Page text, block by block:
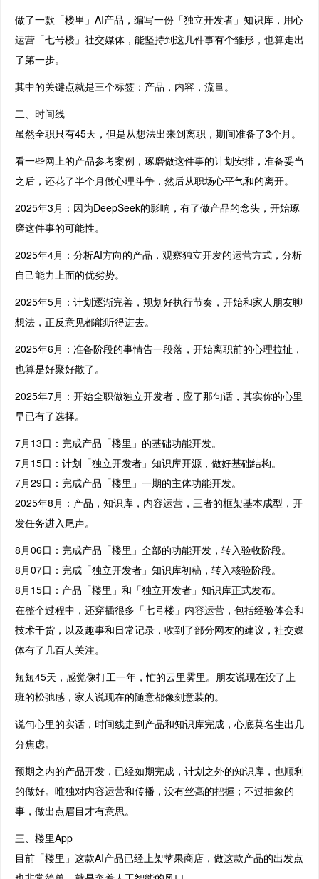
做了一款「楼里」AI产品，编写一份「独立开发者」知识库，用心
运营「七号楼」社交媒体，能坚持到这几件事有个雏形，也算走出
了第一步。
其中的关键点就是三个标签：产品，内容，流量。
二、时间线
虽然全职只有45天，但是从想法出来到离职，期间准备了3个月。
看一些网上的产品参考案例，琢磨做这件事的计划安排，准备妥当
之后，还花了半个月做心理斗争，然后从职场心平气和的离开。
2025年3月：因为DeepSeek的影响，有了做产品的念头，开始琢
磨这件事的可能性。
2025年4月：分析AI方向的产品，观察独立开发的运营方式，分析
自己能力上面的优劣势。
2025年5月：计划逐渐完善，规划好执行节奏，开始和家人朋友聊
想法，正反意见都能听得进去。
2025年6月：准备阶段的事情告一段落，开始离职前的心理拉扯，
也算是好聚好散了。
2025年7月：开始全职做独立开发者，应了那句话，其实你的心里
早已有了选择。
7月13日：完成产品「楼里」的基础功能开发。
7月15日：计划「独立开发者」知识库开源，做好基础结构。
7月29日：完成产品「楼里」一期的主体功能开发。
2025年8月：产品，知识库，内容运营，三者的框架基本成型，开
发任务进入尾声。
8月06日：完成产品「楼里」全部的功能开发，转入验收阶段。
8月07日：完成「独立开发者」知识库初稿，转入核验阶段。
8月15日：产品「楼里」和「独立开发者」知识库正式发布。
在整个过程中，还穿插很多「七号楼」内容运营，包括经验体会和
技术干货，以及趣事和日常记录，收到了部分网友的建议，社交媒
体有了几百人关注。
短短45天，感觉像打工一年，忙的云里雾里。朋友说现在没了上
班的松弛感，家人说现在的随意都像刻意装的。
说句心里的实话，时间线走到产品和知识库完成，心底莫名生出几
分焦虑。
预期之内的产品开发，已经如期完成，计划之外的知识库，也顺利
的做好。唯独对内容运营和传播，没有丝毫的把握；不过抽象的
事，做出点眉目才有意思。
三、楼里App
目前「楼里」这款AI产品已经上架苹果商店，做这款产品的出发点